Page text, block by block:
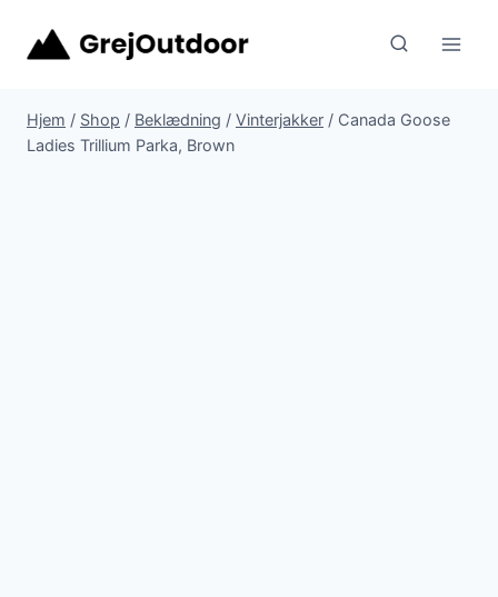
Hjem / Shop / Beklædning / Vinterjakker / Canada Goose
Ladies Trillium Parka, Brown